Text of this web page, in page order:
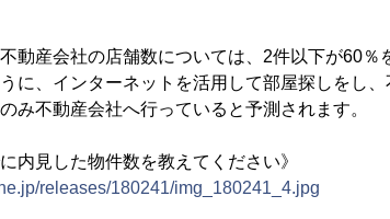
動産会社の店舗数については、2件以下が60％
に、インターネットを活用して部屋探しをし
み不動産会社へ行っていると予測されます。
内見した物件数を教えてください》
releases/180241/img_180241_4.jpg